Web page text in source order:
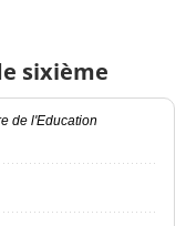
sixième
de l'Education